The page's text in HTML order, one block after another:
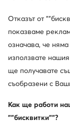
Отказът от
показваме
означава, че
използвате
ще получавате
съобразени с
Как ще работи
""бисквитки""?